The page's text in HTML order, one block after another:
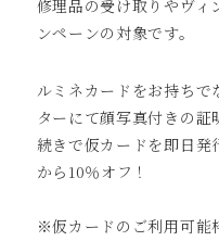
修理品の受け取りやヴィ
ンペーンの対象です。
ルミネカードをお持ちで
ターにて顔写真付きの
続きで仮カードを即日発
から10％オフ！
※仮カードのご利用可能